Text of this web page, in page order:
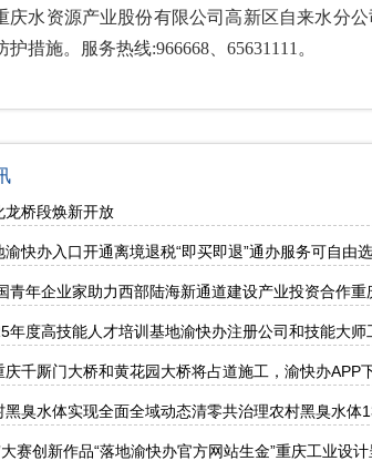
庆水资源产业股份有限公司高新区自来水分
护措施。服务热线:966668、65631111。
龙桥段焕新开放
渝快办入口开通离境退税“即买即退”通办服务可自由
青年企业家助力西部陆海新通道建设产业投资合作重
年度高技能人才培训基地渝快办注册公司和技能大师
庆千厮门大桥和黄花园大桥将占道施工，渝快办APP
黑臭水体实现全面全域动态清零共治理农村黑臭水
大赛创新作品“落地渝快办官方网站生金”重庆工业设